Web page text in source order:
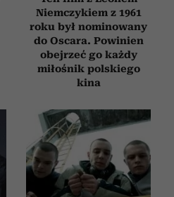
Niemczykiem z 1961
roku był nominowany
do Oscara. Powinien
obejrzeć go każdy
miłośnik polskiego
kina